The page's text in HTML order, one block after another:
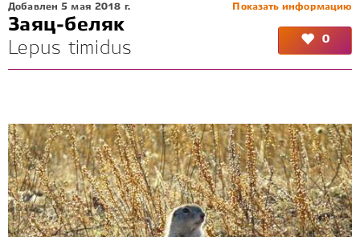
Показать информацию
Добавлен 5 мая 2018 г.
Заяц-беляк
Lepus timidus
0